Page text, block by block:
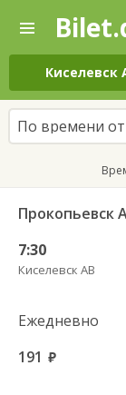
—
Поиск
и
покупка
билетов
на
автобус
онлайн
Киселевск
По времени
Прокопьевск
7:30
Киселевск АВ
Ежедневно
191 руб.